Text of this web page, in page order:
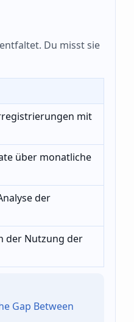
Du misst sie
mit
über monatliche
der
der Nutzung der
Gap Between